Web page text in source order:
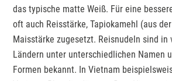
das typische matte Weiß. Für eine
oft auch Reisstärke, Tapiokamehl (aus
Maisstärke zugesetzt. Reisnudeln sind in
Ländern unter unterschiedlichen Namen
Formen bekannt. In Vietnam